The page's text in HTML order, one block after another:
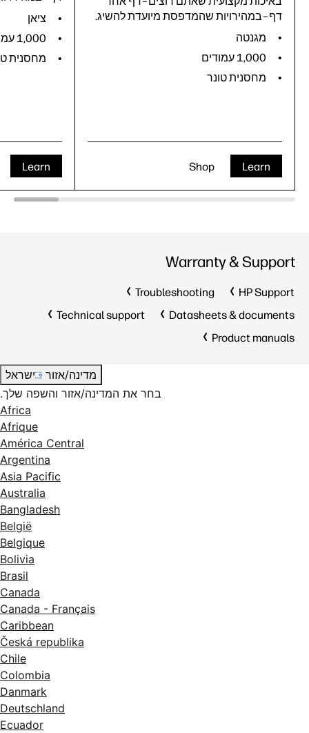
ציאן
1,000 עמודים
מחסנית
Learn
דף–במהירויות שהמדפסת מיועדת להשיג.
מגנטה
1,000 עמודים
מחסנית טונר
Learn
Shop
Warranty & Support
HP Support
Troubleshooting
Datasheets & documents
Technical support
Product manuals
מדינה/אזור
ישראל
בחר את המדינה/אזור והשפה שלך.
Africa
Afrique
América Central
Argentina
Asia Pacific
Australia
Bangladesh
België
Belgique
Bolivia
Brasil
Canada
Canada - Français
Caribbean
Česká republika
Chile
Colombia
Danmark
Deutschland
Ecuador